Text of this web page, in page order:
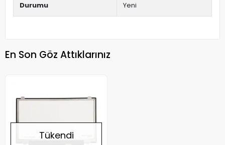
Durumu Yeni
En Son Göz Attıklarınız
Tükendi